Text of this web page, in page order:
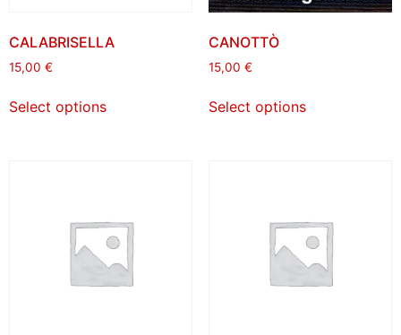
CALABRISELLA
15,00 €
Select options
CANOTTÒ
15,00 €
Select options